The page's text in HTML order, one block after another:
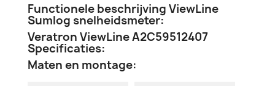
Functionele beschrijving ViewLine
Sumlog snelheidsmeter:
Veratron ViewLine A2C59512407
Specificaties:
Maten en montage: